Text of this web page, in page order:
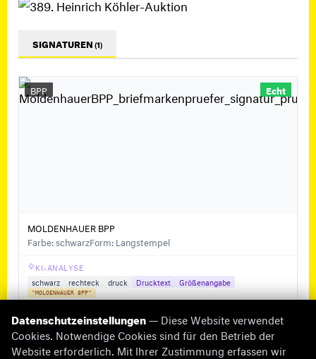
SIGNATUREN(1)
BPP Echt
MOLDENHAUER BPP
Farbe: schwarzForm: Langstempel
KI-ANALYSE
schwarz
rechteck druck Drucktext Größenangabe
"MOLOENHAUER 8PP"
Datenschutzeinstellungen— Diese Website verwendet
Cookies. Notwendige Cookies sind für den Betrieb der
Website erforderlich. Mit Ihrer Zustimmung erfassen wir